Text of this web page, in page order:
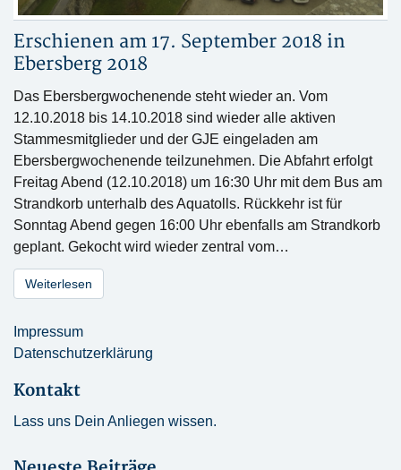
Erschienen am 17. September 2018 in
Ebersberg 2018
Das Ebersbergwochenende steht wieder an. Vom
12.10.2018 bis 14.10.2018 sind wieder alle aktiven
Stammesmitglieder und der GJE eingeladen am
Ebersbergwochenende teilzunehmen. Die Abfahrt erfolgt
Freitag Abend (12.10.2018) um 16:30 Uhr mit dem Bus am
Strandkorb unterhalb des Aquatolls. Rückkehr ist für
Sonntag Abend gegen 16:00 Uhr ebenfalls am Strandkorb
geplant. Gekocht wird wieder zentral vom…
Weiterlesen
Impressum
Datenschutzerklärung
Kontakt
Lass uns Dein Anliegen wissen.